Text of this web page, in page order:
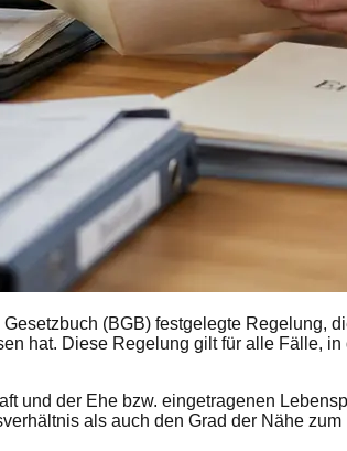
(BGB) festgelegte Regelung,
hat. Diese Regelung gilt für alle Fälle,
und der Ehe bzw. eingetragenen
als auch den Grad der Nähe